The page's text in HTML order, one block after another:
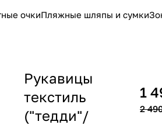
очкиПляжные шляпы и сумки
Рукавицы
текстиль
("тедди"/
1
2